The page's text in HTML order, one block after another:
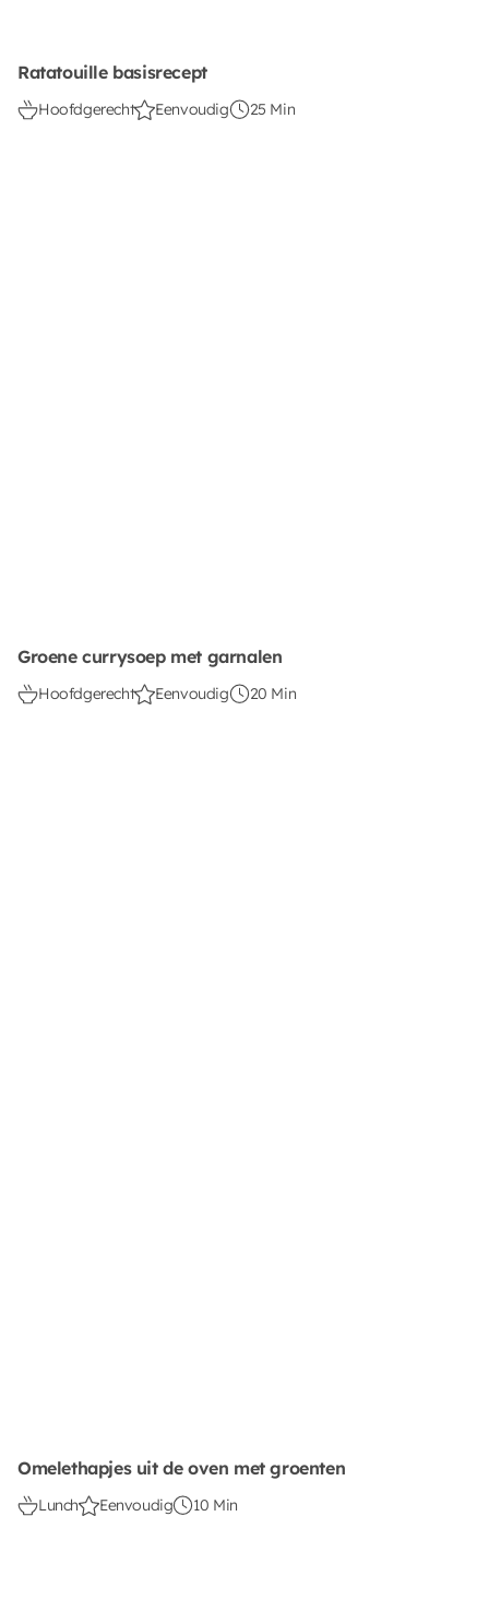
Ratatouille basisrecept
Hoofdgerecht Eenvoudig 25 Min
Groene currysoep met garnalen
Hoofdgerecht Eenvoudig 20 Min
Omelethapjes uit de oven met groenten
Lunch Eenvoudig 10 Min